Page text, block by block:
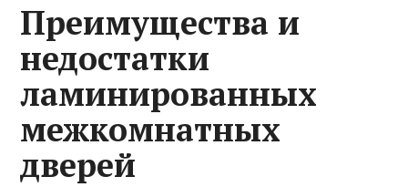
Преимущества и
недостатки
ламинированных
межкомнатных
дверей